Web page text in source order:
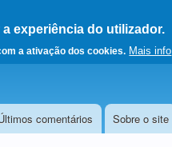
experiência do utilizador.
a ativação dos cookies. Mais info
página principal
comentários Sobre o site